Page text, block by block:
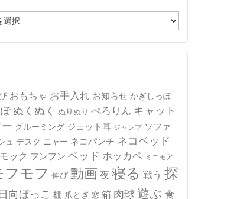
おもちゃ お手入れ お知らせ かぎしっぽ
ぬくぬく ぬりぬり ぺろりん キャット
グルーミング ジェット耳 ジャンプ ソファ
ュ デスク ニャー ネコパンチ ネコベッド
ック フンフン ベッド ホッカペ ミニモア
フモフ 伸び 動画 夜 寝る 戦う 探
日向ぼっこ 棚 爪とぎ 窓 箱 肉球 遊ぶ 食